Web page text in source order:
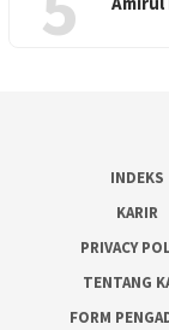
INDEKS
KARIR
PRIVACY
TENTANG
FORM